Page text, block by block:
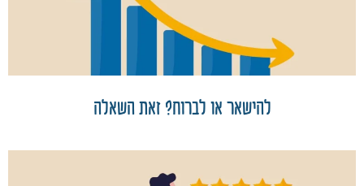
להישאר או לברוח? זאת השאלה